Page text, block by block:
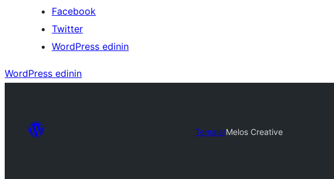
Facebook
Twitter
WordPress edinin
WordPress edinin
TemalarMelos Creative